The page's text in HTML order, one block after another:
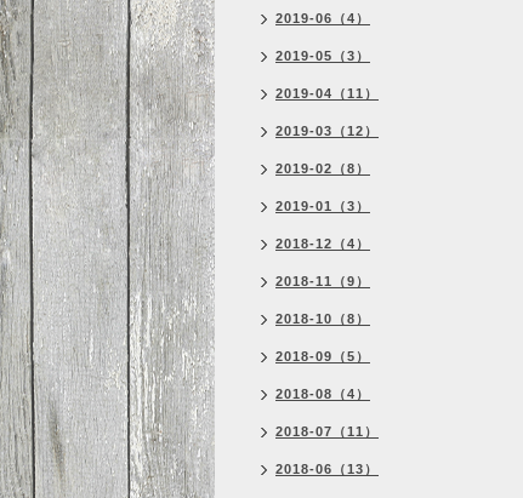
2019-06（4）
2019-05（3）
2019-04（11）
2019-03（12）
2019-02（8）
2019-01（3）
2018-12（4）
2018-11（9）
2018-10（8）
2018-09（5）
2018-08（4）
2018-07（11）
2018-06（13）